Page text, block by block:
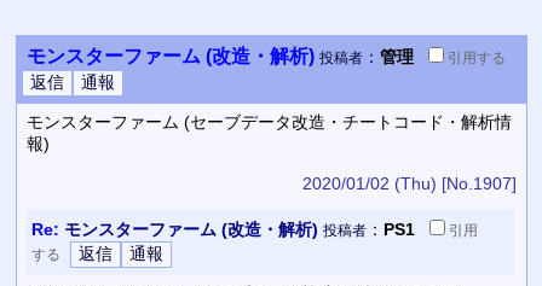
モンスターファーム (改造・解析) 投稿者： 管理 引用する
モンスターファーム (セーブデータ改造・チートコード・解析情
報)
2020/01/02 (Thu) [No.1907]
Re: モンスターファーム (改造・解析) 投稿者： PS1
引用
する